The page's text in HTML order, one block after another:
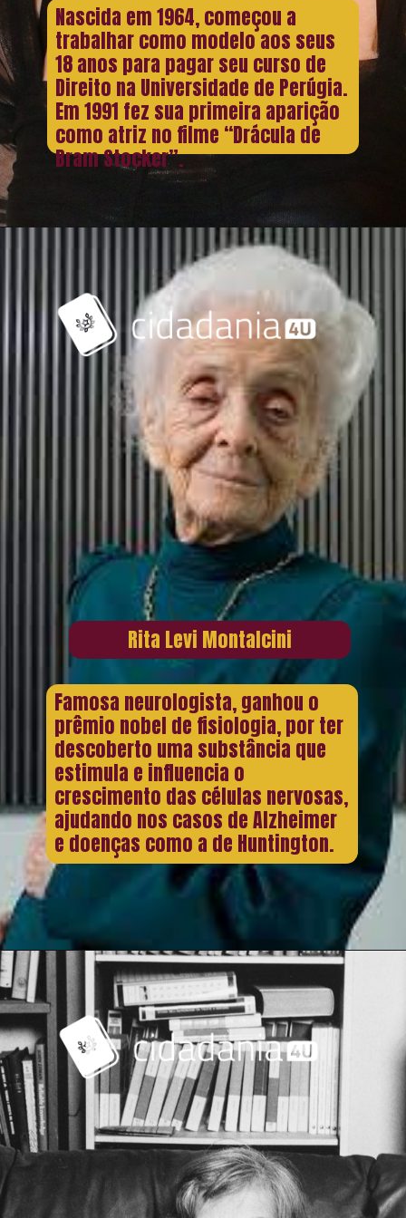
Nascida em 1964, começou a
trabalhar como modelo aos seus
18 anos para pagar seu curso de
Direito na Universidade de Perúgia.
Em 1991 fez sua primeira aparição
como atriz no filme “Drácula de
Bram Stocker”.
Rita Levi Montalcini
Famosa neurologista, ganhou o
prêmio nobel de fisiologia, por ter
descoberto uma substância que
estimula e influencia o
crescimento das células nervosas,
ajudando nos casos de Alzheimer
e doenças como a de Huntington.